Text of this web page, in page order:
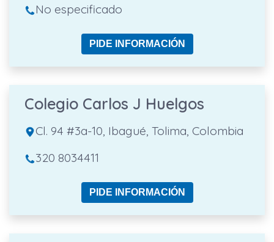
No especificado
PIDE INFORMACIÓN
Colegio Carlos J Huelgos
Cl. 94 #3a-10, Ibagué, Tolima, Colombia
320 8034411
PIDE INFORMACIÓN